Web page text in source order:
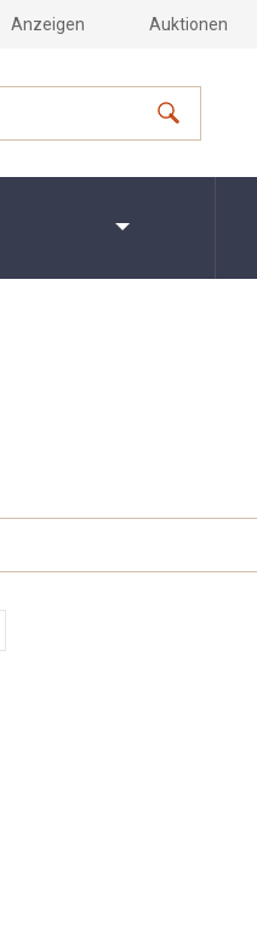
Anzeigen Auktionen